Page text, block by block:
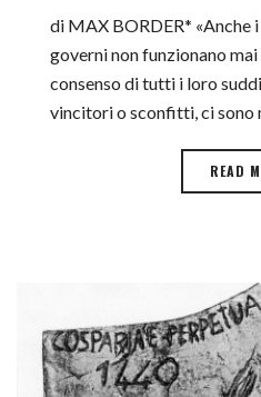
di MAX BORDER* «Anche
governi non funzionano
consenso di tutti i loro
vincitori o sconfitti, ci sono
READ